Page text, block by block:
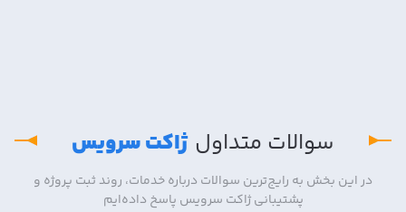
سوالات متداول ژاکت سرویس
در این بخش به رایج‌ترین سوالات درباره خدمات، روند ثبت پروژه و
پشتیبانی ژاکت سرویس پاسخ داده‌ایم